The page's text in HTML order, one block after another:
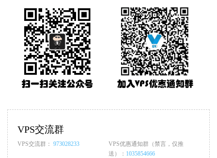
VPS交流群
VPS交流群： 973028233
VPS优惠通知群（禁言，仅推
送）： 1035854666